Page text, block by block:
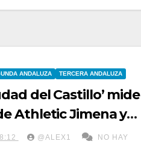
ANDALUZA TERCERA ANDALUZA
del Castillo’ mide
Athletic Jimena y
del Club Deportivo
@ALEX1 NO HAY